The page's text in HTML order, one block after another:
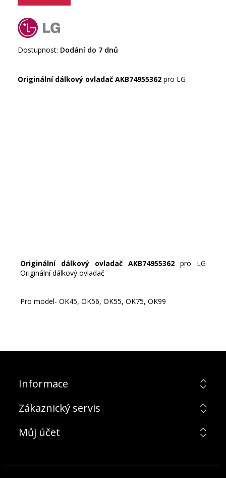
Dostupnost: Dodání do 7 dnů
Originální dálkový ovladač AKB74955362 pro LG
Originální dálkový ovladač AKB74955362 pro LG
Originální dálkový ovladač
Pro model- OK45, OK56, OK55, OK75, OK99
Informace
Zákaznický servis
Můj účet